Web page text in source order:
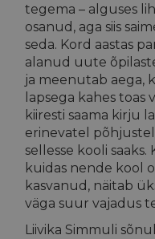
tegema – alguses
osanud, aga siis
seda. Kord aastas
alanud uute
ja meenutab aega,
lapsega kahes toas
kiiresti saama kirju
erinevatel
sellesse kooli
kuidas nende kool
kasvanud, näitab
väga suur vajadus
Liivika Simmuli